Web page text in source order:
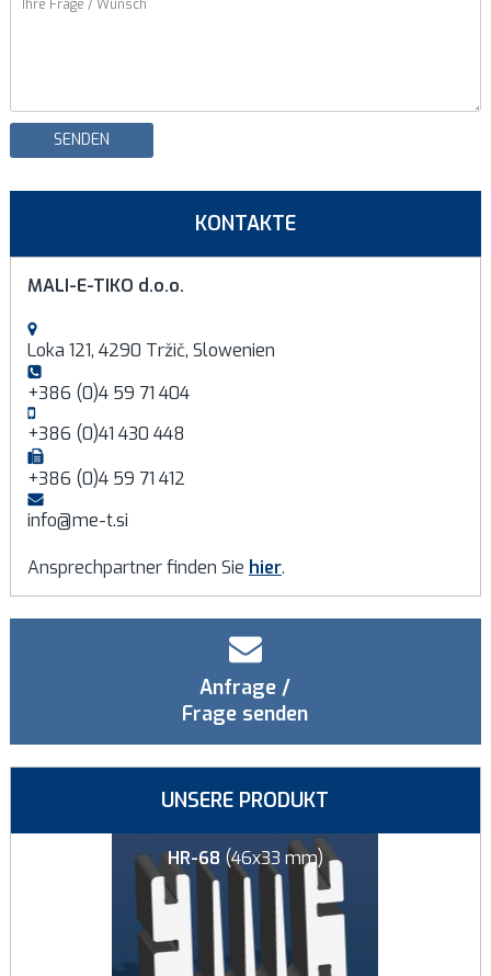
SENDEN
KONTAKTE
MALI-E-TIKO d.o.o.
Loka 121, 4290 Tržič, Slowenien
+386 (0)4 59 71 404
+386 (0)41 430 448
+386 (0)4 59 71 412
info@me-t.si
Ansprechpartner finden Sie hier.
Anfrage /
Frage senden
UNSERE PRODUKT
HR-68 (46x33 mm)